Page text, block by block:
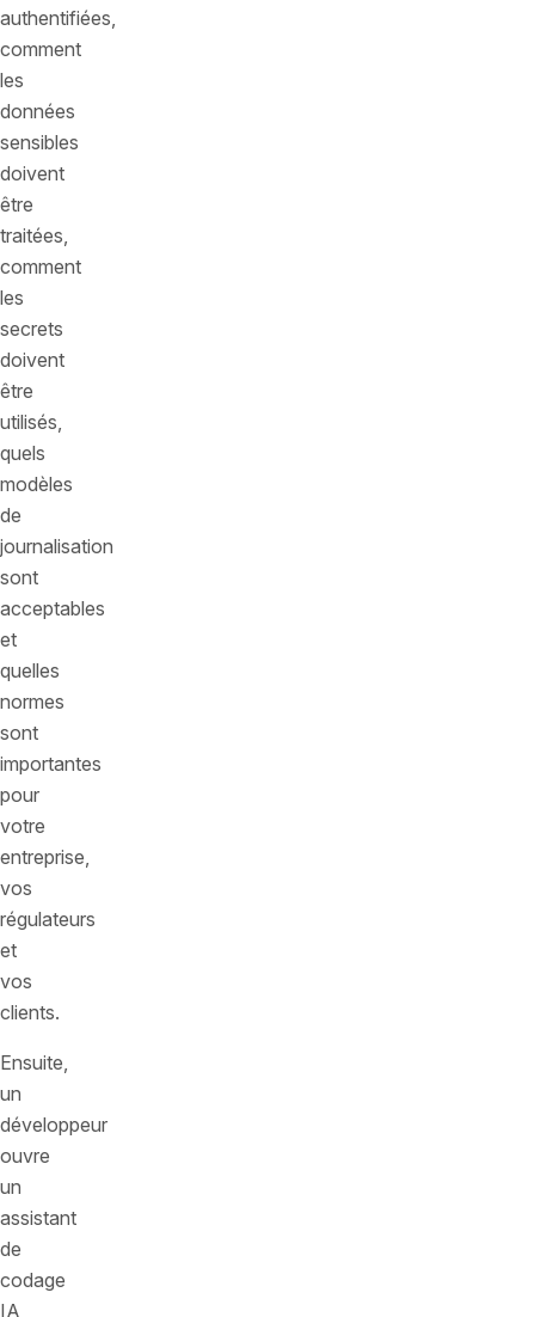
authentifiées,
comment
les
données
sensibles
doivent
être
traitées,
comment
les
secrets
doivent
être
utilisés,
quels
modèles
de
journalisation
sont
acceptables
et
quelles
normes
sont
importantes
pour
votre
entreprise,
vos
régulateurs
et
vos
clients.
Ensuite,
un
développeur
ouvre
un
assistant
de
codage
IA